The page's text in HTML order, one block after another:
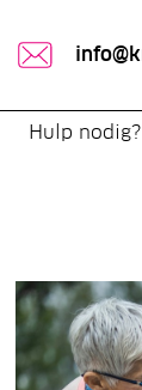
Hulp nodig?